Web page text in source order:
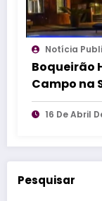
Notícia
Boqueirão
Campo na
16 De Abril
Pesquisar